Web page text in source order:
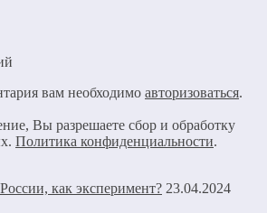
вам необходимо авторизоваться.
Вы разрешаете сбор и обработку
Политика конфиденциальности.
23.04.2024